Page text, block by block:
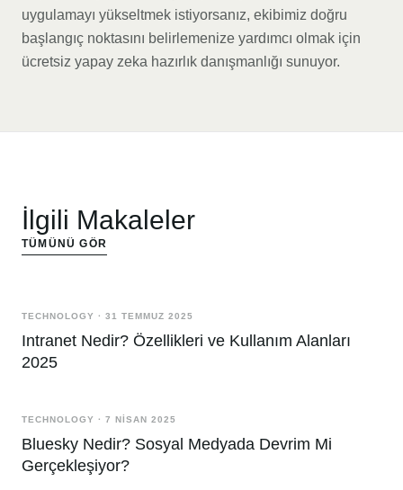
uygulamayı yükseltmek istiyorsanız, ekibimiz doğru
başlangıç noktasını belirlemenize yardımcı olmak için
ücretsiz yapay zeka hazırlık danışmanlığı sunuyor.
İlgili Makaleler
TÜMÜNÜ GÖR
TECHNOLOGY · 31 TEMMUZ 2025
Intranet Nedir? Özellikleri ve Kullanım Alanları
2025
TECHNOLOGY · 7 NISAN 2025
Bluesky Nedir? Sosyal Medyada Devrim Mi
Gerçekleşiyor?